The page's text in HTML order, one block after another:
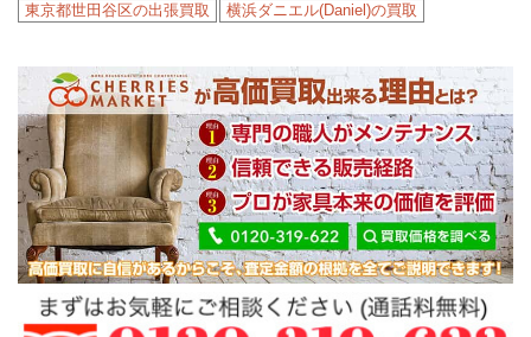
東京都世田谷区の出張買取
横浜ダニエル(Daniel)の買取